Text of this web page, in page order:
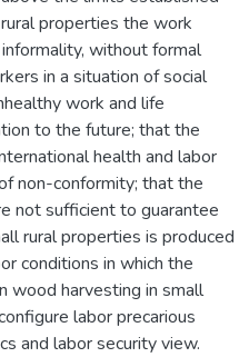
properties the work
without formal
in a situation of social
work and life
to the future; that the
health and labor
non-conformity; that the
not sufficient to guarantee
rural properties is produced
conditions in which the
wood harvesting in small
labor precarious
and labor security view.